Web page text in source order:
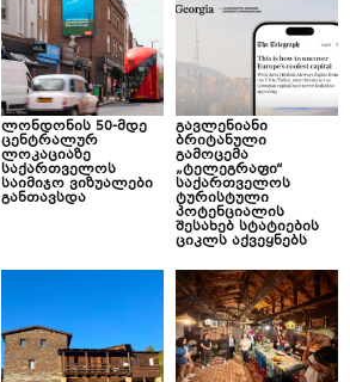
ლონდონის 50-მდე
ცენტრალურ
ლოკაციაზე
საქართველოს
საიმიჯო ვიზუალები
განთავსდა
გავლენიანი
ბრიტანული
გამოცემა
„ტელეგრაფი“
საქართველოს
ტურისტული
პოტენციალის
შესახებ სტატიების
ციკლს აქვეყნებს